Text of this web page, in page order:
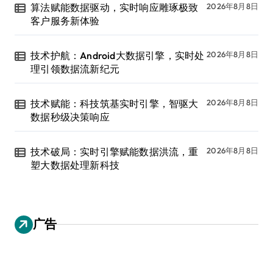
算法赋能数据驱动，实时响应雕琢极致
客户服务新体验
2026年8月8日
技术护航：Android大数据引擎，实时处
理引领数据流新纪元
2026年8月8日
技术赋能：科技筑基实时引擎，智驱大
数据秒级决策响应
2026年8月8日
技术破局：实时引擎赋能数据洪流，重
塑大数据处理新科技
2026年8月8日
广告